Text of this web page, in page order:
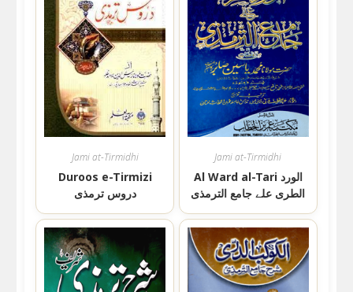
Jami at-Tirmidhi
Duroos e-Tirmizi
دروس ترمذی
Jami at-Tirmidhi
Al Ward al-Tari الورد
الطری علے جامع الترمذی